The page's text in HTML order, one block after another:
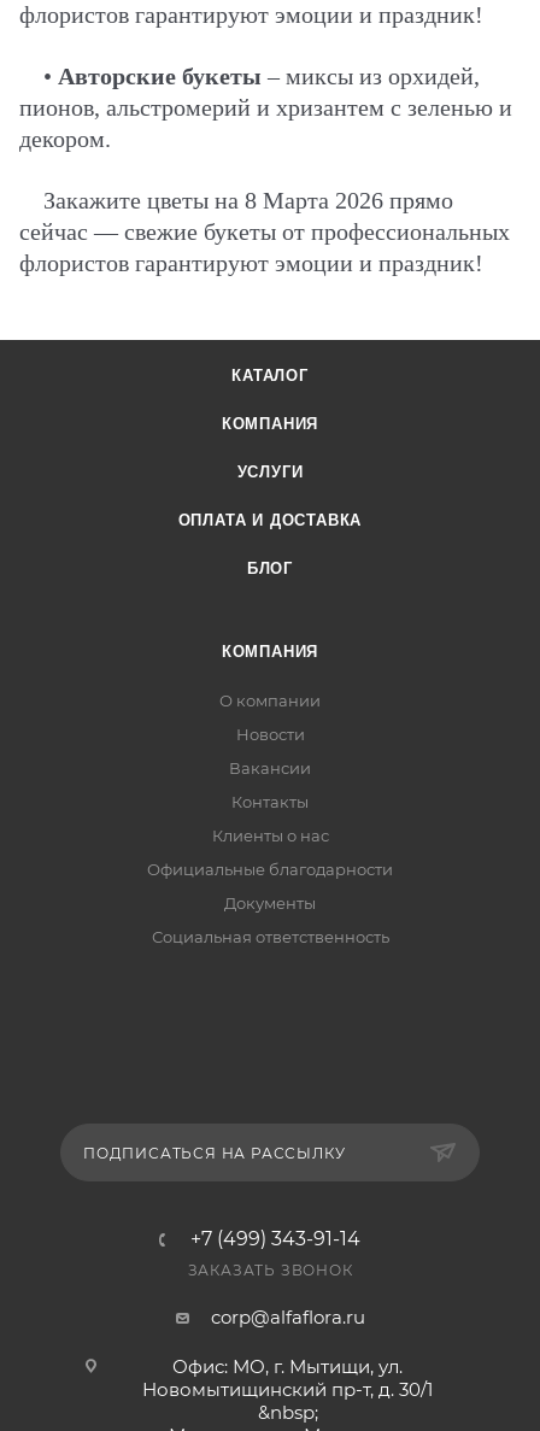
флористов гарантируют эмоции и праздник!
• Авторские букеты– миксы из орхидей,
пионов, альстромерий и хризантем с зеленью и
декором.
Закажите цветы на 8 Марта 2026 прямо
сейчас — свежие букеты от профессиональных
флористов гарантируют эмоции и праздник!
КАТАЛОГ
КОМПАНИЯ
УСЛУГИ
ОПЛАТА И ДОСТАВКА
БЛОГ
КОМПАНИЯ
О компании
Новости
Вакансии
Контакты
Клиенты о нас
Официальные благодарности
Документы
Социальная ответственность
ПОДПИСАТЬСЯ НА РАССЫЛКУ
+7 (499) 343-91-14
ЗАКАЗАТЬ ЗВОНОК
corp@alfaflora.ru
Офис: МО, г. Мытищи, ул.
Новомытищинский пр-т, д. 30/1
&nbsp;